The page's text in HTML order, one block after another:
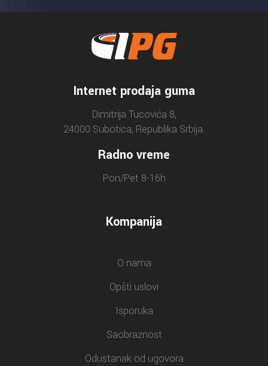
Internet prodaja guma
Dimitrija Tucovića 8,
24000 Subotica, Republika Srbija.
Radno vreme
Pon/Pet 8-16h
Kompanija
O nama
Opšti uslovi
Isporuka
Saobraznost
Odustanak od ugovora